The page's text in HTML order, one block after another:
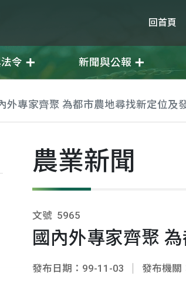
回首頁
令 新聞與公報
外專家齊聚 為都市農地尋找新定位及
農業新聞
文號 5965
國內外專家齊聚
發布日期：99-11-03 發布機關